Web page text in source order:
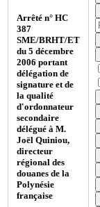
Arrêté n° HC
387
SME/BRHT/ET
du 5 décembre
2006 portant
délégation de
signature et de
la qualité
d'ordonnateur
secondaire
délégué à M.
Joël Quiniou,
directeur
régional des
douanes de la
Polynésie
française